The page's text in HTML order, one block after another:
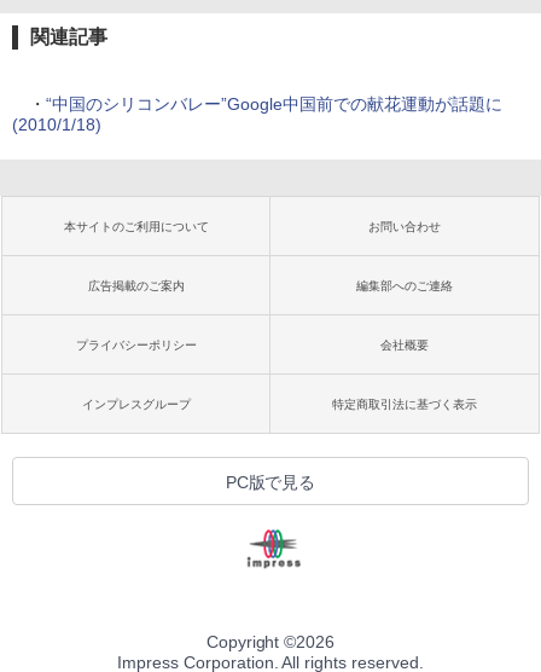
関連記事
・ “中国のシリコンバレー”Google中国前での献花運動が話題に
(2010/1/18)
本サイトのご利用について お問い合わせ
広告掲載のご案内 編集部へのご連絡
プライバシーポリシー 会社概要
インプレスグループ 特定商取引法に基づく表示
PC版で見る
Copyright ©2026
Impress Corporation. All rights reserved.